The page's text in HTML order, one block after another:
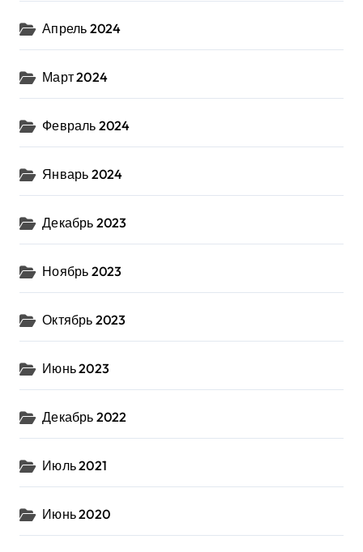
Апрель 2024
Март 2024
Февраль 2024
Январь 2024
Декабрь 2023
Ноябрь 2023
Октябрь 2023
Июнь 2023
Декабрь 2022
Июль 2021
Июнь 2020